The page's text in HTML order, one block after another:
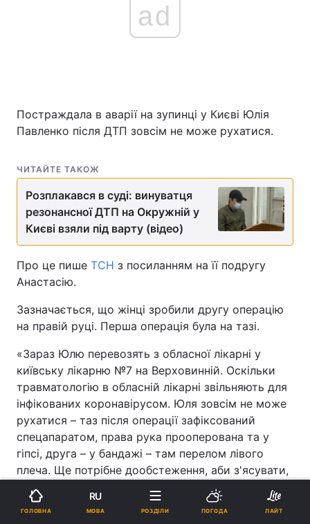
ad
Постраждала в аварії на зупинці у Києві Юлія
Павленко після ДТП зовсім не може рухатися.
ЧИТАЙТЕ ТАКОЖ
Розплакався в суді: винуватця
резонансної ДТП на Окружній у
Києві взяли під варту (відео)
Про це пише ТСН з посиланням на її подругу
Анастасію.
Зазначається, що жінці зробили другу операцію
на правій руці. Перша операція була на тазі.
«Зараз Юлю перевозять з обласної лікарні у
київську лікарню №7 на Верховинній. Оскільки
травматологію в обласній лікарні звільняють для
інфікованих коронавірусом. Юля зовсім не може
рухатися – таз після операції зафіксований
спецапаратом, права рука прооперована та у
гіпсі, друга – у бандажі – там перелом лівого
плеча. Ще потрібне дообстеження, аби з'ясувати,
чи не постраждали внутрішні органи», –
розповіла Анастасія.
ГОЛОВНА
RU
МОВА РОЗДІЛИ ПОГОДА ЛАЙТ